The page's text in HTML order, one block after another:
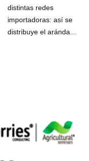
distintas redes
importadoras: así se
distribuye el aránda...